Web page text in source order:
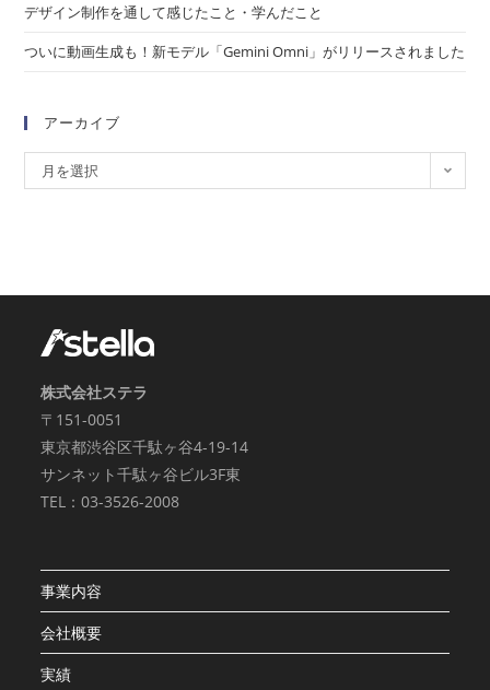
デザイン制作を通して感じたこと・学んだこと
ついに動画生成も！新モデル「Gemini Omni」がリリースされました
アーカイブ
月を選択
株式会社ステラ
〒151-0051
東京都渋谷区千駄ヶ谷4-19-14
サンネット千駄ヶ谷ビル3F東
TEL：03-3526-2008
事業内容
会社概要
実績